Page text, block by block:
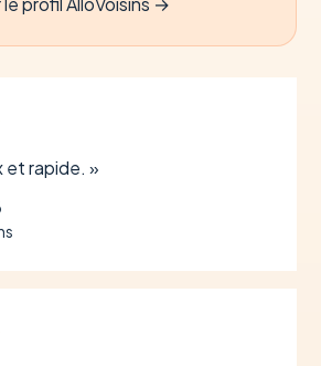
et rapide. »